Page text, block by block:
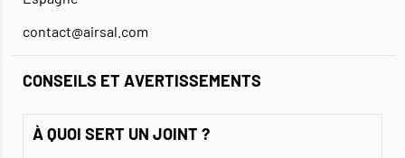
contact@airsal.com
CONSEILS ET AVERTISSEMENTS
À QUOI SERT UN JOINT ?